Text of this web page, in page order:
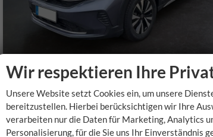
Volkswagen Taigo
LIFE
Wir respektieren Ihre
Unsere Website setzt Cookies ein, um unsere
bereitzustellen. Hierbei berücksichtigen wir Ihre
verarbeiten nur die Daten für Marketing, Analytics
Personalisierung, für die Sie uns Ihr Einverständnis